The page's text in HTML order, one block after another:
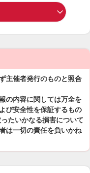
主催者発行のものと照合
の内容に関しては万全を
び安全性を保証するもの
たいかなる損害について
は一切の責任を負いかね